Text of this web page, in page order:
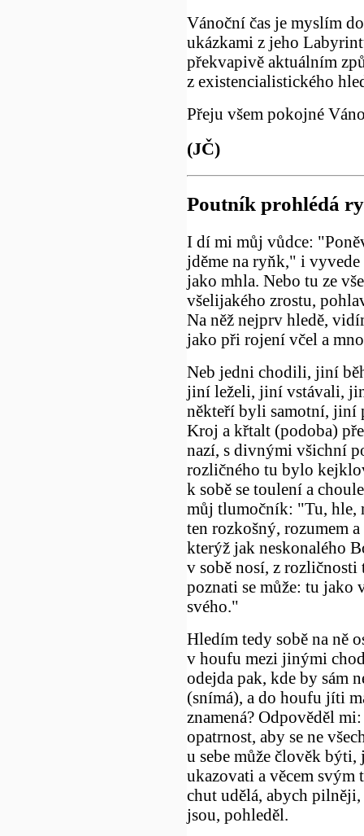
Vánoční čas je myslím
ukázkami z jeho
překvapivě aktuálním
z existencialistického
Přeju všem pokojné
(JČ)
Poutník prohlédá
I dí mi můj vůdce:
jděme na ryňk," i
jako mhla. Nebo tu ze
všelijakého zrostu,
Na něž nejprv hledě,
jako při rojení včel a
Neb jedni chodili, jiní
jiní leželi, jiní vstávali,
někteří byli samotní, jiní
Kroj a křtalt (podoba)
nazí, s divnými všichní
rozličného tu bylo
k sobě se toulení a
můj tlumočník: "Tu, hle,
ten rozkošný, rozumem
kterýž jak neskonalého
v sobě nosí, z
poznati se může: tu jako
svého."
Hledím tedy sobě na ně
v houfu mezi jinými
odejda pak, kde by sám
(snímá), a do houfu jíti
znamená? Odpověděl
opatrnost, aby se ne
u sebe může člověk
ukazovati a věcem svým
chut udělá, abych
jsou, pohleděl.